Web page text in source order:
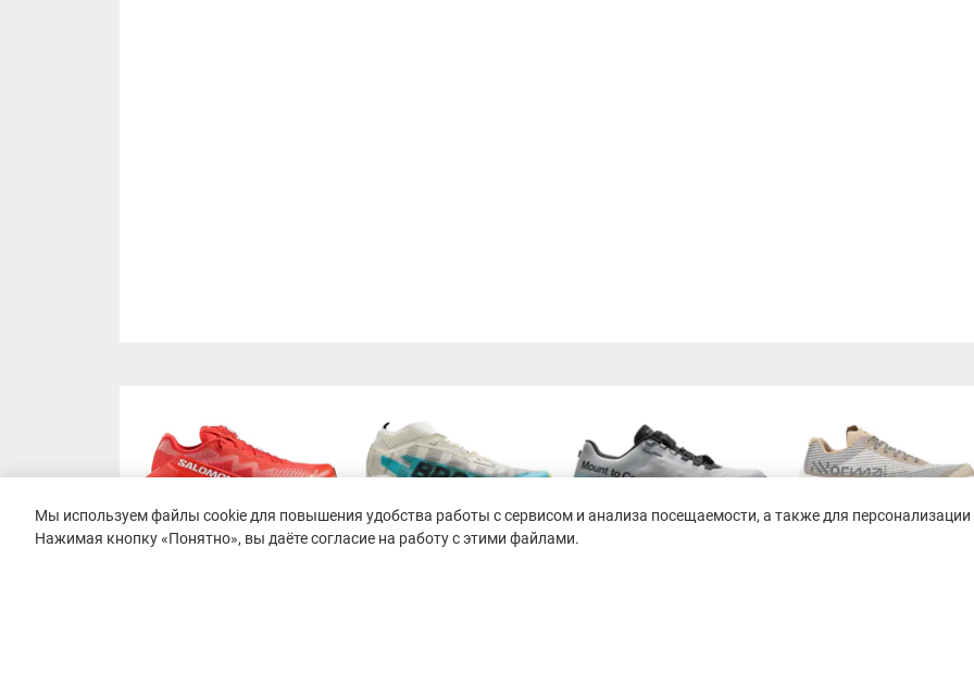
Мы используем файлы cookie для повышения удобства работы с сервисом и анализа посещаемости, а также для персонализации
Нажимая кнопку «Понятно», вы даёте согласие на работу с этими файлами.